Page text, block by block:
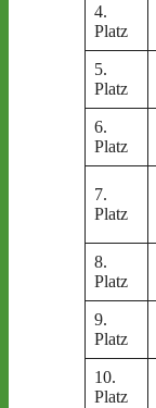
4.
Platz
5.
Platz
6.
Platz
7.
Platz
8.
Platz
9.
Platz
10.
Platz